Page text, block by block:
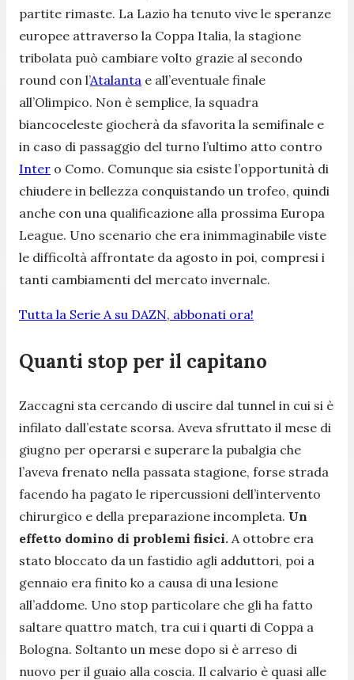
partite rimaste. La Lazio ha tenuto vive le speranze
europee attraverso la Coppa Italia, la stagione
tribolata può cambiare volto grazie al secondo
round con l’Atalanta e all’eventuale finale
all’Olimpico. Non è semplice, la squadra
biancoceleste giocherà da sfavorita la semifinale e
in caso di passaggio del turno l’ultimo atto contro
Inter o Como. Comunque sia esiste l’opportunità di
chiudere in bellezza conquistando un trofeo, quindi
anche con una qualificazione alla prossima Europa
League. Uno scenario che era inimmaginabile viste
le difficoltà affrontate da agosto in poi, compresi i
tanti cambiamenti del mercato invernale.
Tutta la Serie A su DAZN, abbonati ora!
Quanti stop per il capitano
Zaccagni sta cercando di uscire dal tunnel in cui si è
infilato dall’estate scorsa. Aveva sfruttato il mese di
giugno per operarsi e superare la pubalgia che
l’aveva frenato nella passata stagione, forse strada
facendo ha pagato le ripercussioni dell’intervento
chirurgico e della preparazione incompleta. Un
effetto domino di problemi fisici. A ottobre era
stato bloccato da un fastidio agli adduttori, poi a
gennaio era finito ko a causa di una lesione
all’addome. Uno stop particolare che gli ha fatto
saltare quattro match, tra cui i quarti di Coppa a
Bologna. Soltanto un mese dopo si è arreso di
nuovo per il guaio alla coscia. Il calvario è quasi alle